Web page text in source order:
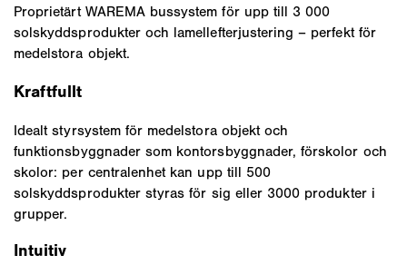
Proprietärt WAREMA bussystem för upp till 3 000
solskyddsprodukter och lamellefterjustering – perfekt för
medelstora objekt.
Kraftfullt
Idealt styrsystem för medelstora objekt och
funktionsbyggnader som kontorsbyggnader, förskolor och
skolor: per centralenhet kan upp till 500
solskyddsprodukter styras för sig eller 3000 produkter i
grupper.
Intuitiv